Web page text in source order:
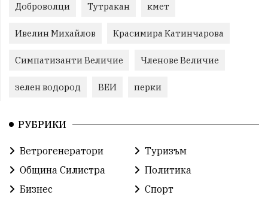
Доброволци Тутракан кмет
Ивелин Михайлов Красимира Катинчарова
Симпатизанти Величие Членове Величие
зелен водород ВЕИ перки
РУБРИКИ
Ветрогенератори
Туризъм
Община Силистра
Политика
Бизнес
Спорт